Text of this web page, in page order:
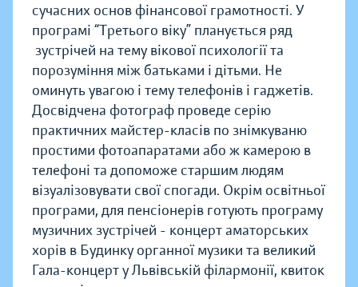
сучасних основ фінансової грамотності. У
програмі “Третього віку” планується ряд
зустрічей на тему вікової психології та
порозуміння між батьками і дітьми. Не
оминуть увагою і тему телефонів і гаджетів.
Досвідчена фотограф проведе серію
практичних майстер-класів по знімкуваню
простими фотоапаратами або ж камерою в
телефоні та допоможе старшим людям
візуалізовувати свої спогади. Окрім освітньої
програми, для пенсіонерів готують програму
музичних зустрічей - концерт аматорських
хорів в Будинку органної музики та великий
Гала-концерт у Львівській філармонії, квиток